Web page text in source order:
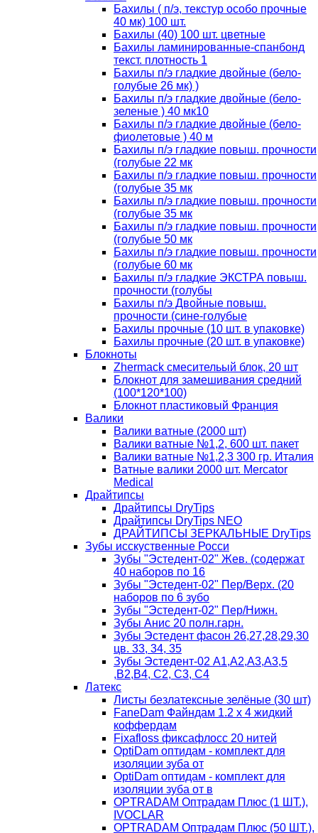
Бахилы ( п/э, текстур особо прочные
40 мк) 100 шт.
Бахилы (40) 100 шт. цветные
Бахилы ламинированные-спанбонд
текст. плотность 1
Бахилы п/э гладкие двойные (бело-
голубые 26 мк) )
Бахилы п/э гладкие двойные (бело-
зеленые ) 40 мк10
Бахилы п/э гладкие двойные (бело-
фиолетовые ) 40 м
Бахилы п/э гладкие повыш. прочности
(голубые 22 мк
Бахилы п/э гладкие повыш. прочности
(голубые 35 мк
Бахилы п/э гладкие повыш. прочности
(голубые 35 мк
Бахилы п/э гладкие повыш. прочности
(голубые 50 мк
Бахилы п/э гладкие повыш. прочности
(голубые 60 мк
Бахилы п/э гладкие ЭКСТРА повыш.
прочности (голубы
Бахилы п/э Двойные повыш.
прочности (сине-голубые
Бахилы прочные (10 шт. в упаковке)
Бахилы прочные (20 шт. в упаковке)
Блокноты
Zhermack смесительый блок, 20 шт
Блокнот для замешивания средний
(100*120*100)
Блокнот пластиковый Франция
Валики
Валики ватные (2000 шт)
Валики ватные №1,2, 600 шт. пакет
Валики ватные №1,2,3 300 гр. Италия
Ватные валики 2000 шт. Mercator
Medical
Драйтипсы
Драйтипсы DryTips
Драйтипсы DryTips NEO
ДРАЙТИПСЫ ЗЕРКАЛЬНЫЕ DryTips
Зубы исскуственные Росси
Зубы "Эстедент-02" Жев. (содержат
40 наборов по 16
Зубы "Эстедент-02" Пер/Верх. (20
наборов по 6 зубо
Зубы "Эстедент-02" Пер/Нижн.
Зубы Анис 20 полн.гарн.
Зубы Эстедент фасон 26,27,28,29,30
цв. 33, 34, 35
Зубы Эстедент-02 А1,А2,А3,А3,5
,В2,В4, С2, С3, С4
Латекс
Листы безлатексные зелёные (30 шт)
FaneDam Файндам 1.2 х 4 жидкий
коффердам
Fixafloss фиксафлосс 20 нитей
OptiDam оптидам - комплект для
изоляции зуба от
OptiDam оптидам - комплект для
изоляции зуба от в
OPTRADAM Оптрадам Плюс (1 ШТ.),
IVOCLAR
OPTRADAM Оптрадам Плюс (50 ШТ.),